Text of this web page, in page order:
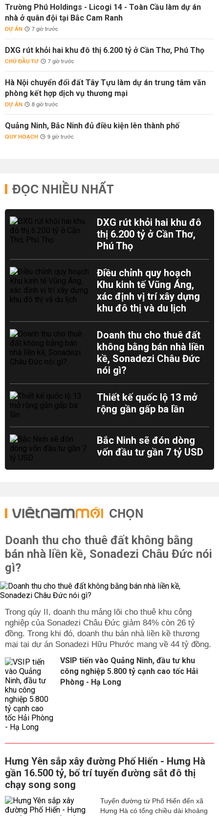
Trường Phú Holdings - Licogi 14 - Toàn Cầu làm dự án
nhà ở quân đội tại Bắc Cam Ranh
DỰ ÁN 7 giờ trước
DXG rút khỏi hai khu đô thị 6.200 tỷ ở Cần Thơ, Phú Thọ
CHỦ ĐẦU TƯ 7 giờ trước
Hà Nội chuyển đổi đất Tây Tựu làm dự án trung tâm văn
phòng kết hợp dịch vụ thương mại
DỰ ÁN 8 giờ trước
Quảng Ninh, Bắc Ninh đủ điều kiện lên thành phố
QUY HOẠCH 9 giờ trước
ĐỌC NHIỀU NHẤT
DXG rút khỏi hai khu đô
thị 6.200 tỷ ở Cần Thơ,
Phú Thọ
Điều chỉnh quy hoạch
Khu kinh tế Vũng Áng,
xác định vị trí xây dựng
khu đô thị và du lịch
Doanh thu cho thuê đất
không bằng bán nhà liền
kề, Sonadezi Châu Đức
nói gì?
Thiết kế quốc lộ 13 mở
rộng gần gấp ba lần
Bắc Ninh sẽ đón dòng
vốn đầu tư gần 7 tỷ USD
CHỌN
Doanh thu cho thuê đất không bằng
bán nhà liền kề, Sonadezi Châu Đức nói
gì?
Trong qúy II, doanh thu mảng lõi cho thuê khu công
nghiệp của Sonadezi Châu Đức giảm 84% còn 26 tỷ
đồng. Trong khi đó, doanh thu bán nhà liền kề thương
mại tại dự án Sonadezi Hữu Phước mang về 44 tỷ đồng.
VSIP tiến vào Quảng Ninh, đầu tư khu
công nghiệp 5.800 tỷ cạnh cao tốc Hải
Phòng - Hạ Long
Hưng Yên sắp xây đường Phố Hiến - Hưng Hà
gần 16.500 tỷ, bố trí tuyến đường sắt đô thị
chạy song song
Tuyến đường từ Phố Hiến đến xã
Hưng Hà có tổng chiều dài khoảng